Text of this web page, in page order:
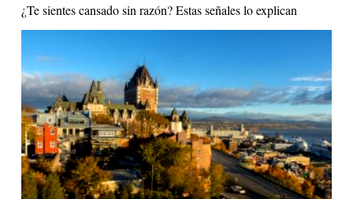
¿Te sientes cansado sin razón? Estas señales lo explican